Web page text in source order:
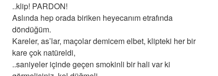
..klip! PARDON!
Aslında hep orada biriken heyecanım etrafında
döndüğüm.
Kareler, as’lar, maçolar demicem elbet, klipteki her bir
kare çok natüreldi,
..saniyeler içinde geçen smokinli bir hali var ki